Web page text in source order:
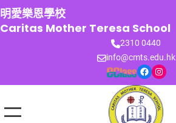
跳
至
主
明愛樂恩學校
Caritas Mother Teresa School
2310 0440
info@cmts.edu.hk
Facebook Instagram